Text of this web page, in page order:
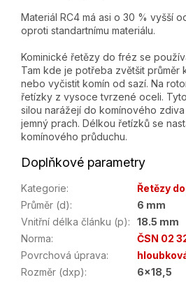
Materiál RC4 má asi o 30 % vyšší
oproti standartnímu materiálu.
Kominické řetězy do fréz se
Tam kde je potřeba zvětšit průměr
nebo vyčistit komín od sazí. Na
řetízky z vysoce tvrzené oceli.
silou narážejí do komínového
jemný prach. Délkou řetízků se
komínového průduchu.
Doplňkové parametry
Kategorie:
Řetězy
Průměr (d):
6 mm
Vnitřní délka článku (p):
18.5 mm
Norma:
ČSN 02
Povrchová úprava:
Rozměr (dxp):
6x18,5